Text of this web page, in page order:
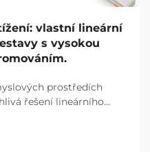
vlastní lineární
s vysokou
prostředích
řešení lineárního
lineárních ložisek s
automatizovaných...